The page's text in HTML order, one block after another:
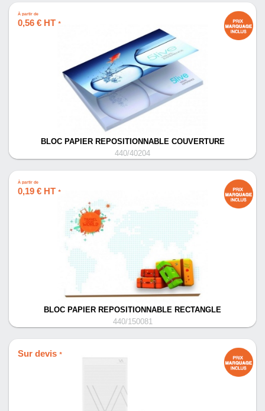
À partir de
0,56 € HT *
BLOC PAPIER REPOSITIONNABLE COUVERTURE
440/40204
À partir de
0,19 € HT *
BLOC PAPIER REPOSITIONNABLE RECTANGLE
440/150081
Sur devis *